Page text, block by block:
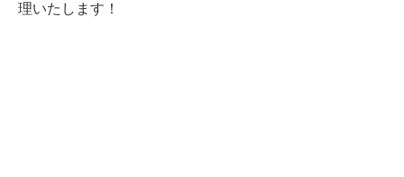
理いたします！